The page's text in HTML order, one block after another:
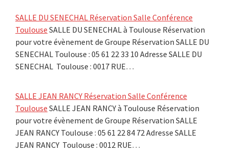
SALLE DU SENECHAL Réservation Salle Conférence
Toulouse SALLE DU SENECHAL à Toulouse Réservation
pour votre évènement de Groupe Réservation SALLE DU
SENECHAL Toulouse : 05 61 22 33 10 Adresse SALLE DU
SENECHAL Toulouse : 0017 RUE…
SALLE JEAN RANCY Réservation Salle Conférence
Toulouse SALLE JEAN RANCY à Toulouse Réservation
pour votre évènement de Groupe Réservation SALLE
JEAN RANCY Toulouse : 05 61 22 84 72 Adresse SALLE
JEAN RANCY Toulouse : 0012 RUE…